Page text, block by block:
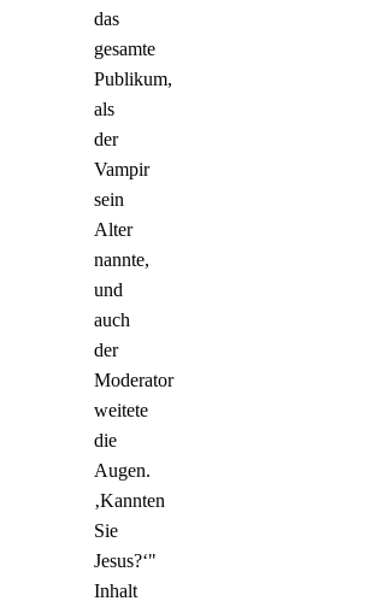
das
gesamte
Publikum,
als
der
Vampir
sein
Alter
nannte,
und
auch
der
Moderator
weitete
die
Augen.
‚Kannten
Sie
Jesus?‘"
Inhalt